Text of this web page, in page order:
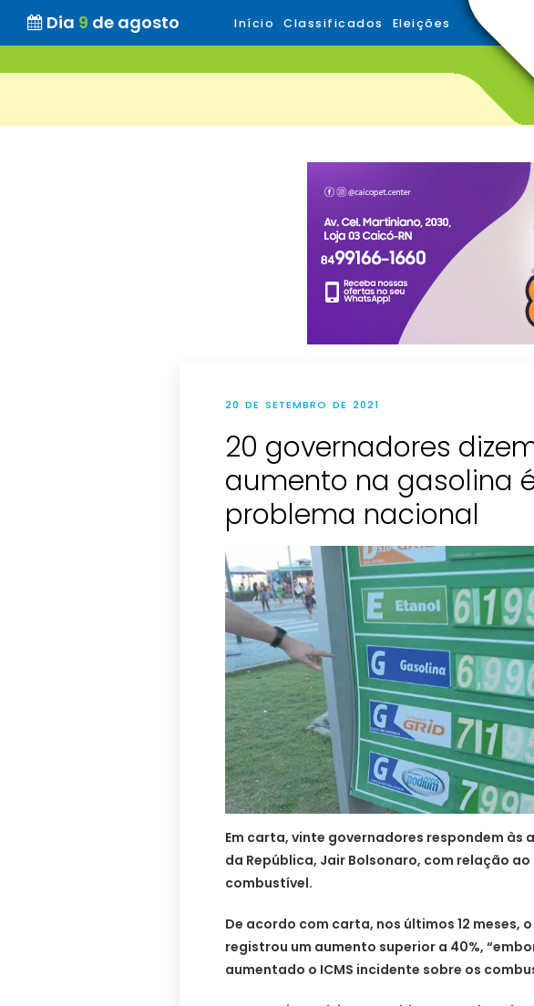
Dia 9 de agosto Início Classificados Eleições
20 DE SETEMBRO DE 2021
20 governadores
aumento na gasolina
problema nacional
Em carta, vinte governadores respondem às
da República, Jair Bolsonaro, com relação ao
combustível.
De acordo com carta, nos últimos 12 meses,
registrou um aumento superior a 40%,
aumentado o ICMS incidente sobre os